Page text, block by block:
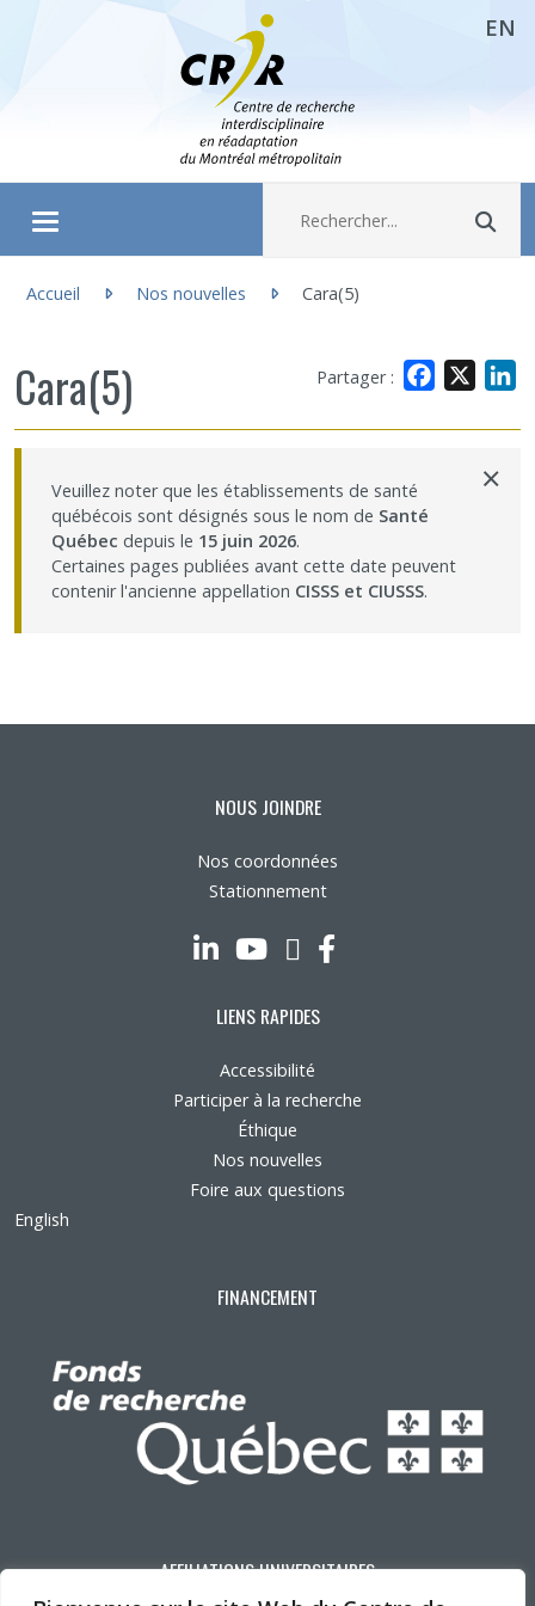
Aller directement au contenu EN
Ouvrir/fermer le menu
À propos
Membres
Étudiants
Partageons nos savoirs
Accueil
Nos nouvelles Cara(5)
Partager : Facebook
Cara(5)
Veuillez noter que les établissements de santé
québécois sont désignés sous le nom de Santé
Québec depuis le 15 juin 2026.
Certaines pages publiées avant cette date peuvent
contenir l'ancienne appellation CISSS et CIUSSS.
×
NOUS JOINDRE
Nos coordonnées
Stationnement
LinkedIn
YouTube
Twitter
LIENS RAPIDES
Accessibilité
Participer à la recherche
Éthique
Nos nouvelles
Foire aux questions
English
FINANCEMENT
AFFILIATIONS UNIVERSITAIRES